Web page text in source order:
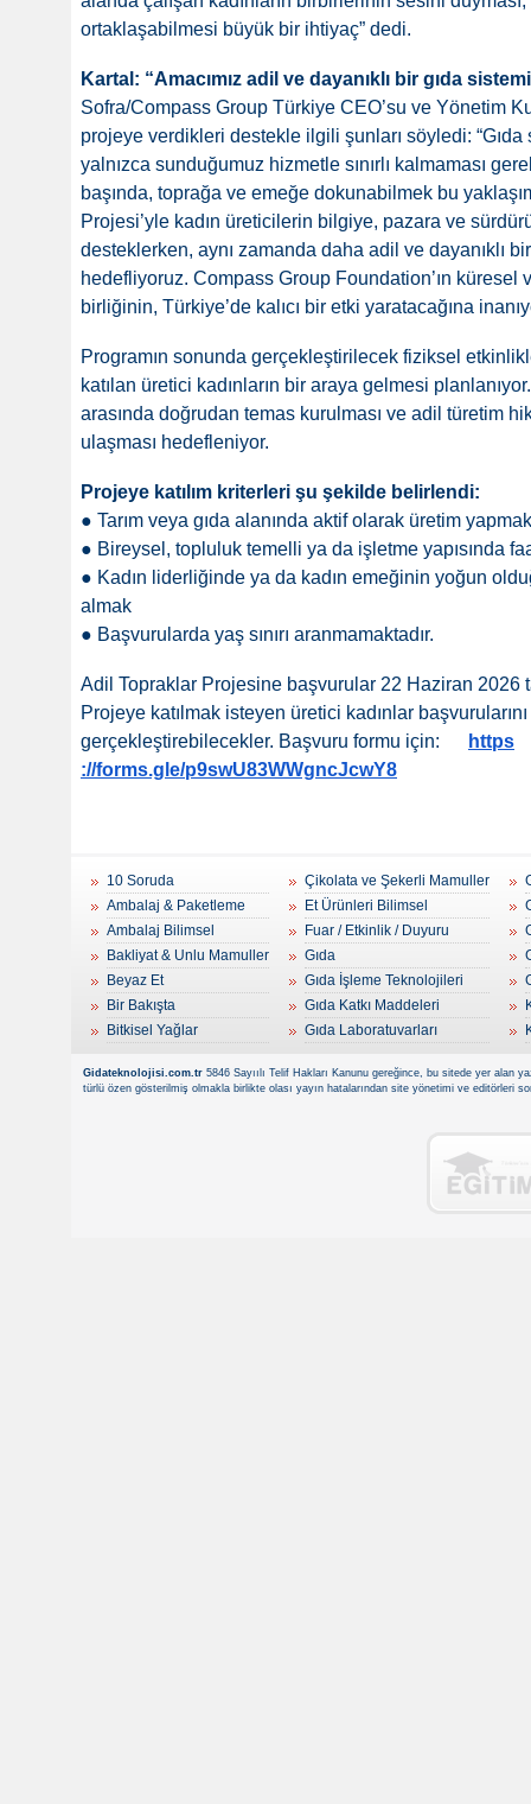
ortaklaşabilmesi büyük bir ihtiyaç” dedi.
Kartal: “Amacımız adil ve dayanıklı bir gıda
Sofra/Compass Group Türkiye CEO’su ve Yönetim
projeye verdikleri destekle ilgili şunları söyledi: “Gıda
yalnızca sunduğumuz hizmetle sınırlı kalmaması
başında, toprağa ve emeğe dokunabilmek bu
Projesi’yle kadın üreticilerin bilgiye, pazara ve
desteklerken, aynı zamanda daha adil ve dayanıklı
hedefliyoruz. Compass Group Foundation’ın
birliğinin, Türkiye’de kalıcı bir etki yaratacağına
Programın sonunda gerçekleştirilecek fiziksel
katılan üretici kadınların bir araya gelmesi
arasında doğrudan temas kurulması ve adil türetim
ulaşması hedefleniyor.
Projeye katılım kriterleri şu şekilde belirlendi:
● Tarım veya gıda alanında aktif olarak üretim
● Bireysel, topluluk temelli ya da işletme yapısında
● Kadın liderliğinde ya da kadın emeğinin yoğun
almak
● Başvurularda yaş sınırı aranmamaktadır.
Adil Topraklar Projesine başvurular 22 Haziran 2026
Projeye katılmak isteyen üretici kadınlar
gerçekleştirebilecekler. Başvuru formu için:
https
://forms.gle/p9swU83WWgncJcwY8
10 Soruda
Ambalaj & Paketleme
Ambalaj Bilimsel
Bakliyat & Unlu Mamuller
Beyaz Et
Bir Bakışta
Bitkisel Yağlar
Çikolata ve Şekerli Mamuller
Et Ürünleri Bilimsel
Fuar / Etkinlik / Duyuru
Gıda
Gıda İşleme Teknolojileri
Gıda Katkı Maddeleri
Gıda Laboratuvarları
Gidateknolojisi.com.tr 5846 Sayıılı Telif Hakları Kanunu gereğince, bu sitede yer alan
türlü özen gösterilmiş olmakla birlikte olası yayın hatalarından site yönetimi ve editörleri